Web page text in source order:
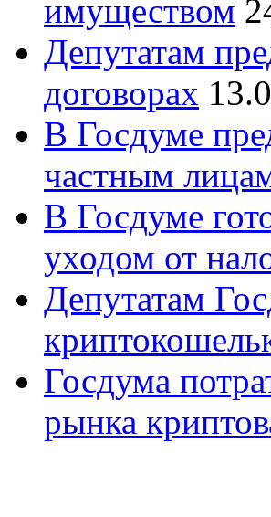
имуществом
Депутатам
договорах
В Госдуме
частным
В Госдуме
уходом от
Депутатам
Госдума
рынка